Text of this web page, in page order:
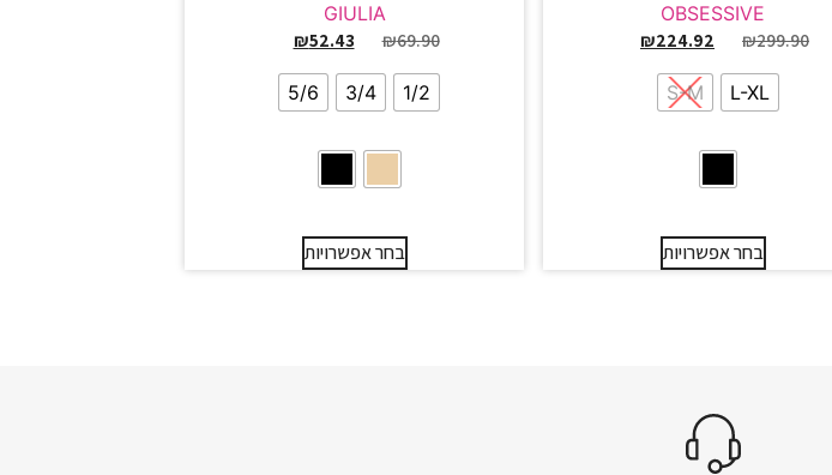
OBSESSIVE
₪299.90
₪224.92
L-XL
S-M
בחר אפשרויות
GIULIA
₪69.90
₪52.43
1/2
3/4
5/6
בחר אפשרויות